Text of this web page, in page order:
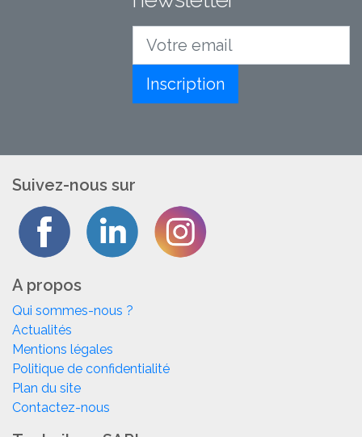
Inscription
Suivez-nous sur
A propos
Qui sommes-nous ?
Actualités
Mentions légales
Politique de confidentialité
Plan du site
Contactez-nous